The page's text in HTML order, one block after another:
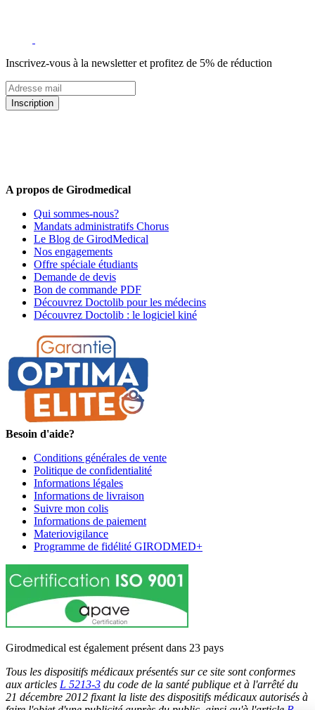
Inscrivez-vous à la newsletter et profitez de 5% de réduction
Inscription
A propos de Girodmedical
Qui sommes-nous?
Mandats administratifs Chorus
Le Blog de GirodMedical
Nos engagements
Offre spéciale étudiants
Demande de devis
Bon de commande PDF
Découvrez Doctolib pour les médecins
Découvrez Doctolib : le logiciel kiné
Besoin d'aide?
Conditions générales de vente
Politique de confidentialité
Informations légales
Informations de livraison
Suivre mon colis
Informations de paiement
Materiovigilance
Programme de fidélité GIRODMED+
Girodmedical est également présent dans 23 pays
Tous les dispositifs médicaux présentés sur ce site sont conformes
aux articles L 5213-3 du code de la santé publique et à l'arrêté du
21 décembre 2012 fixant la liste des dispositifs médicaux autorisés à